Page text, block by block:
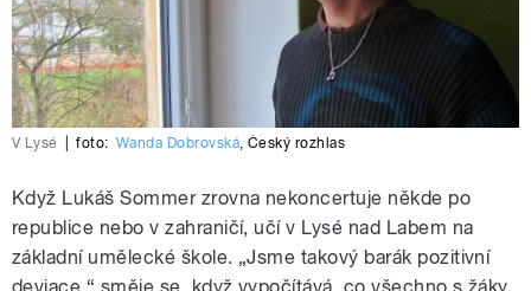
V Lysé foto: Wanda Dobrovská, Český rozhlas
Když Lukáš Sommer zrovna nekoncertuje někde po
republice nebo v zahraničí, učí v Lysé nad Labem na
základní umělecké škole. „Jsme takový barák pozitivní
deviace,“ směje se, když vypočítává, co všechno s žáky